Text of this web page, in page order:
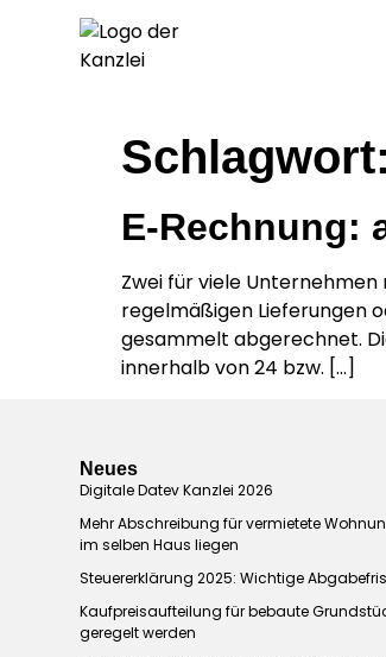
Schlagwort:
E-Rechnung:
Zwei für viele
regelmäßigen Lieferungen
gesammelt abgerechnet.
innerhalb von 24 bzw. […]
Neues
Digitale Datev Kanzlei 2026
Mehr Abschreibung für vermietete
im selben Haus liegen
Steuererklärung 2025: Wichtige
Kaufpreisaufteilung für bebaute
geregelt werden